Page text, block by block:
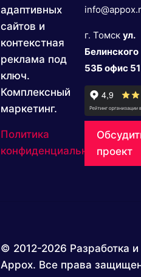
адаптивных
сайтов и
контекстная
реклама под
ключ.
Комплексный
маркетинг.
Политика
конфиденциальности
г. Томск ул.
Белинского
53Б офис
проект
© 2012-2026 Разработка
Appox. Все права